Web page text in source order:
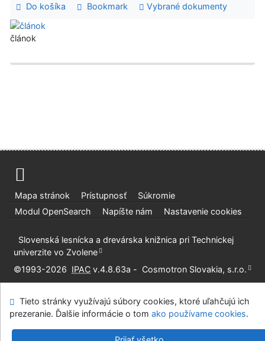
Do košíka Bookmark Vybrané dokumenty
článok
Mapa stránok Prístupnosť
Súkromie
Modul OpenSearch
Napíšte nám Nastavenie cookies
Slovenská lesnícka a drevárska knižnica pri Technickej
univerzite vo Zvolene
©1993-2026 IPAC v.4.8.63a - Cosmotron Slovakia, s.r.o.
Tieto stránky využívajú súbory cookies, ktoré uľahčujú ich
prezeranie. Ďalšie informácie o tom ako používame cookies.